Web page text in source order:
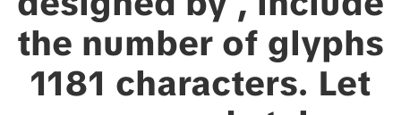
the number of glyphs
1181 characters. Let